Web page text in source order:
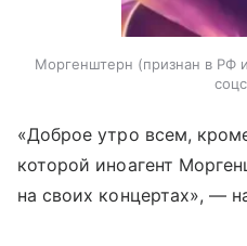
Моргенштерн (признан в РФ
«Доброе утро всем,
которой иноагент
на своих концертах», —